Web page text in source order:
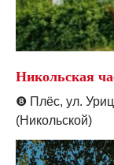
Никольская
❽ Плёс, ул.
(Никольской)